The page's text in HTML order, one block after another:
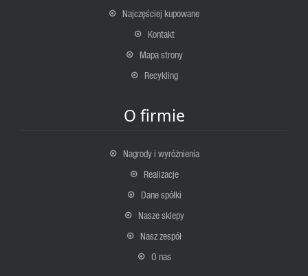
Najczęściej kupowane
Kontakt
Mapa strony
Recykling
O firmie
Nagrody i wyróżnienia
Realizacje
Dane spółki
Nasze sklepy
Nasz zespół
O nas